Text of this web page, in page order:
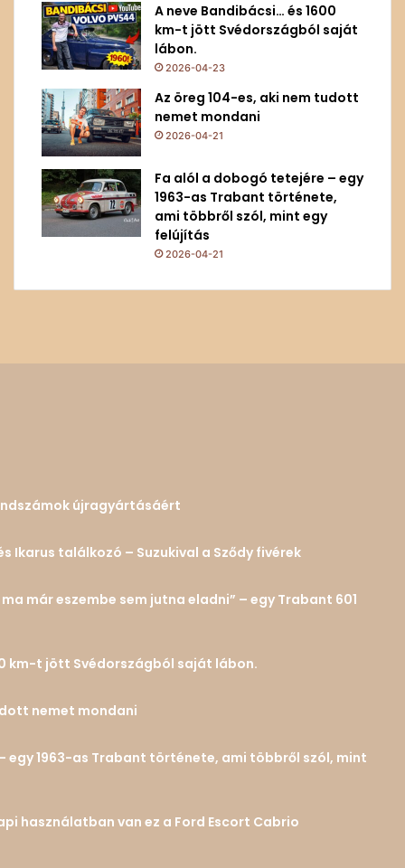
A neve Bandibácsi… és 1600
km-t jött Svédországból saját
lábon.
2026-04-23
Az öreg 104-es, aki nem tudott
nemet mondani
2026-04-21
Fa alól a dobogó tetejére – egy
1963-as Trabant története,
ami többről szól, mint egy
felújítás
2026-04-21
újragyártásáért
Ikarus találkozó – Suzukival a Sződy fivérek
már eszembe sem jutna eladni” – egy Trabant 601
km-t jött Svédországból saját lábon.
nemet mondani
egy 1963-as Trabant története, ami többről szól, mint
használatban van ez a Ford Escort Cabrio